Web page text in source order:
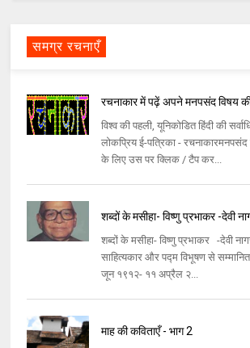
समग्र रचनाएँ
रचनाकार में पढ़ें अपने मनपसंद विषय
विश्व की पहली, यूनिकोडित हिंदी की
लोकप्रिय ई-पत्रिका - रचनाकारमनपसंद
के लिए उस पर क्लिक / टैप कर...
शब्दों के मसीहा- विष्णु प्रभाकर -देवी
शब्दों के मसीहा- विष्णु प्रभाकर -देवी
साहित्यकार और पद्म विभूषण से
जून १९१२- ११ अप्रैल २...
माह की कविताएँ - भाग 2